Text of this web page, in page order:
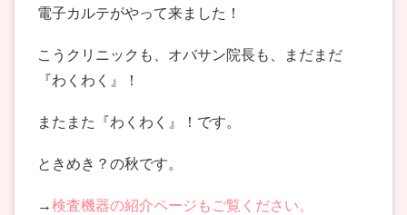
電子カルテがやって来ました！
こうクリニックも、オバサン院長も、まだまだ
『わくわく』！
またまた『わくわく』！です。
ときめき？の秋です。
→検査機器の紹介ページもご覧ください。